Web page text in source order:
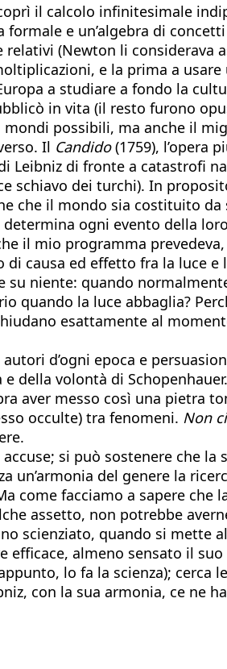
il calcolo infinitesimale
e un’algebra di
(Newton li considerava
e la prima a
a studiare a fondo la
in vita (il resto furono
possibili, ma anche il
Il Candido(1759), l’opera
Leibniz di fronte a catastrofi
schiavo dei turchi). In
che il mondo sia costituito
ogni evento della
il mio programma
causa ed effetto fra la luce e
niente: quando
quando la luce abbaglia?
esattamente al
d’ogni epoca e
della volontà di
aver messo così una pietra
occulte) tra fenomeni. Non
si può sostenere che
del genere la
come facciamo a sapere
assetto, non potrebbe
scienziato, quando si mette
efficace, almeno sensato il suo
lo fa la scienza); cerca
con la sua armonia, ce ne